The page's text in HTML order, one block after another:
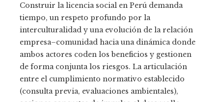
Construir la licencia social en Perú demanda
tiempo, un respeto profundo por la
interculturalidad y una evolución de la relación
empresa–comunidad hacia una dinámica donde
ambos actores coden los beneficios y gestionen
de forma conjunta los riesgos. La articulación
entre el cumplimiento normativo establecido
(consulta previa, evaluaciones ambientales),